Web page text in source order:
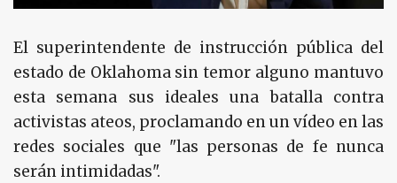
El superintendente de instrucción pública del
estado de Oklahoma sin temor alguno mantuvo
esta semana sus ideales una batalla contra
activistas ateos, proclamando en un vídeo en las
redes sociales que "las personas de fe nunca
serán intimidadas".